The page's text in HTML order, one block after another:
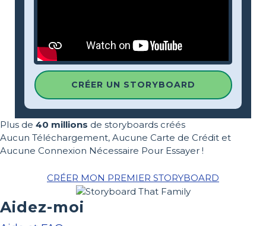
CRÉER UN STORYBOARD
Plus de 40 millions de storyboards créés
Aucun Téléchargement, Aucune Carte de Crédit et
Aucune Connexion Nécessaire Pour Essayer !
CRÉER MON PREMIER STORYBOARD
Aidez-moi